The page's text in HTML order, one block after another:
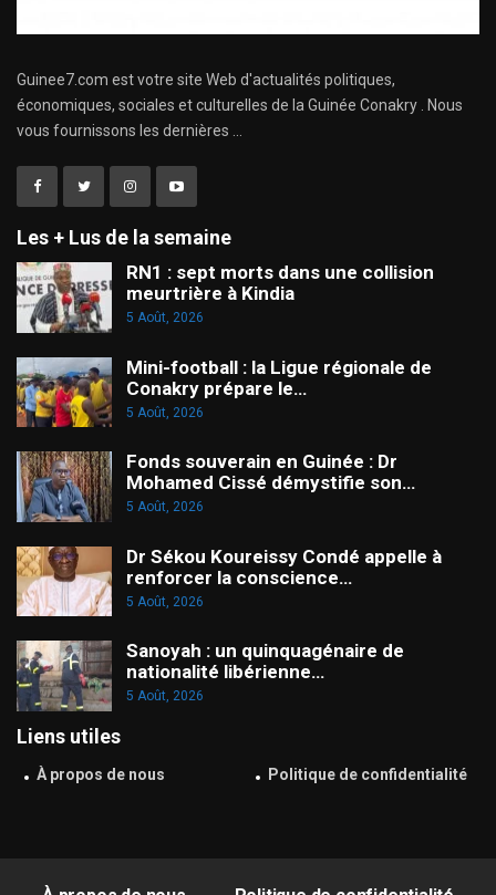
Guinee7.com est votre site Web d'actualités politiques,
économiques, sociales et culturelles de la Guinée Conakry . Nous
vous fournissons les dernières ...
Les + Lus de la semaine
RN1 : sept morts dans une collision
meurtrière à Kindia
5 Août, 2026
Mini-football : la Ligue régionale de
Conakry prépare le…
5 Août, 2026
Fonds souverain en Guinée : Dr
Mohamed Cissé démystifie son…
5 Août, 2026
Dr Sékou Koureissy Condé appelle à
renforcer la conscience…
5 Août, 2026
Sanoyah : un quinquagénaire de
nationalité libérienne…
5 Août, 2026
Liens utiles
À propos de nous Politique de confidentialité